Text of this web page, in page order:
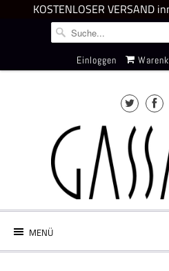
KOSTENLOSER VERSAND
Einloggen
MENÜ